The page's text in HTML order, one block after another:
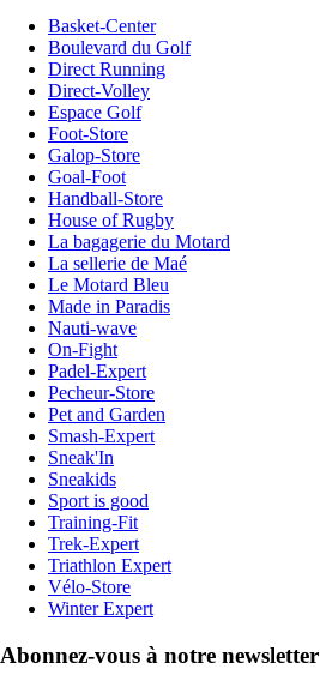
Basket-Center
Boulevard du Golf
Direct Running
Direct-Volley
Espace Golf
Foot-Store
Galop-Store
Goal-Foot
Handball-Store
House of Rugby
La bagagerie du Motard
La sellerie de Maé
Le Motard Bleu
Made in Paradis
Nauti-wave
On-Fight
Padel-Expert
Pecheur-Store
Pet and Garden
Smash-Expert
Sneak'In
Sneakids
Sport is good
Training-Fit
Trek-Expert
Triathlon Expert
Vélo-Store
Winter Expert
Abonnez-vous à notre newsletter